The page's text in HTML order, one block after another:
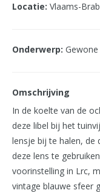
Locatie: Vlaams-
Onderwerp:
Omschrijving
In de koelte van de
deze libel bij het
lensje bij te halen, de
deze lens te
voorinstelling in Lrc,
vintage blauwe sfeer